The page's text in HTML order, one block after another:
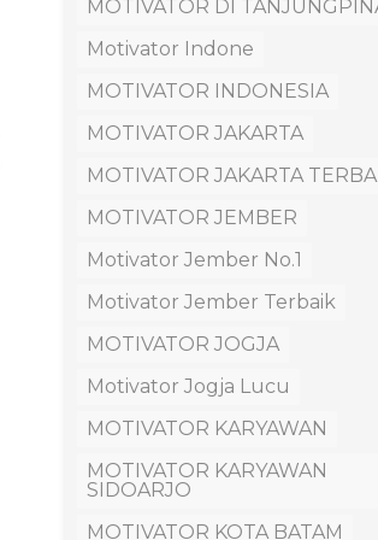
MOTIVATOR DI
Motivator Indone
MOTIVATOR INDONESIA
MOTIVATOR JAKARTA
MOTIVATOR JAKARTA
MOTIVATOR JEMBER
Motivator Jember No.1
Motivator Jember Terbaik
MOTIVATOR JOGJA
Motivator Jogja Lucu
MOTIVATOR KARYAWAN
MOTIVATOR KARYAWAN
SIDOARJO
MOTIVATOR KOTA BATAM